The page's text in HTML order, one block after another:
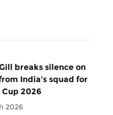
breaks silence on
India’s squad for
2026
2026